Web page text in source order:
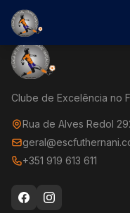
Clube de Excelência no
Rua de Alves Redol
+351 919 613 611